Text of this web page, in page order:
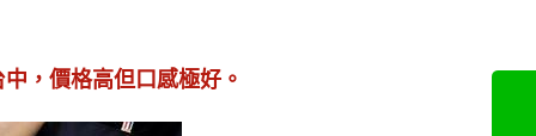
，價格高但口感極好。